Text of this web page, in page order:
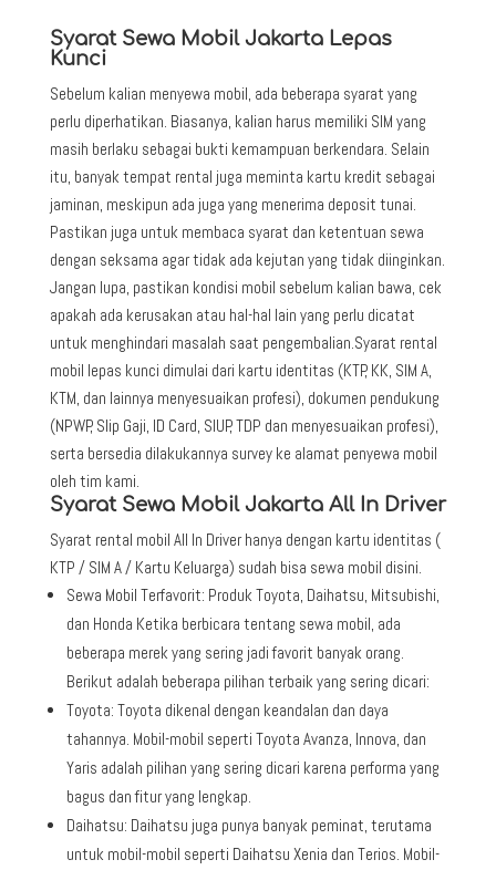
Syarat Sewa Mobil Jakarta Lepas
Kunci
Sebelum kalian menyewa mobil, ada beberapa syarat yang
perlu diperhatikan. Biasanya, kalian harus memiliki SIM yang
masih berlaku sebagai bukti kemampuan berkendara. Selain
itu, banyak tempat rental juga meminta kartu kredit sebagai
jaminan, meskipun ada juga yang menerima deposit tunai.
Pastikan juga untuk membaca syarat dan ketentuan sewa
dengan seksama agar tidak ada kejutan yang tidak diinginkan.
Jangan lupa, pastikan kondisi mobil sebelum kalian bawa, cek
apakah ada kerusakan atau hal-hal lain yang perlu dicatat
untuk menghindari masalah saat pengembalian.Syarat rental
mobil lepas kunci dimulai dari kartu identitas (KTP, KK, SIM A,
KTM, dan lainnya menyesuaikan profesi), dokumen pendukung
(NPWP, Slip Gaji, ID Card, SIUP, TDP dan menyesuaikan profesi),
serta bersedia dilakukannya survey ke alamat penyewa mobil
oleh tim kami.
Syarat Sewa Mobil Jakarta All In Driver
Syarat rental mobil All In Driver hanya dengan kartu identitas (
KTP / SIM A / Kartu Keluarga) sudah bisa sewa mobil disini.
Sewa Mobil Terfavorit: Produk Toyota, Daihatsu, Mitsubishi,
dan Honda Ketika berbicara tentang sewa mobil, ada
beberapa merek yang sering jadi favorit banyak orang.
Berikut adalah beberapa pilihan terbaik yang sering dicari:
Toyota: Toyota dikenal dengan keandalan dan daya
tahannya. Mobil-mobil seperti Toyota Avanza, Innova, dan
Yaris adalah pilihan yang sering dicari karena performa yang
bagus dan fitur yang lengkap.
Daihatsu: Daihatsu juga punya banyak peminat, terutama
untuk mobil-mobil seperti Daihatsu Xenia dan Terios. Mobil-